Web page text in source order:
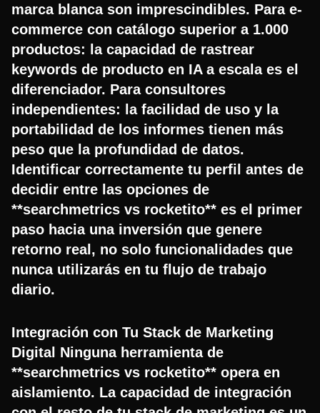
marca blanca son imprescindibles. Para e-
commerce con catálogo superior a 1.000
productos: la capacidad de rastrear
keywords de producto en IA a escala es el
diferenciador. Para consultores
independientes: la facilidad de uso y la
portabilidad de los informes tienen más
peso que la profundidad de datos.
Identificar correctamente tu perfil antes de
decidir entre las opciones de
**searchmetrics vs rocketito** es el primer
paso hacia una inversión que genere
retorno real, no solo funcionalidades que
nunca utilizarás en tu flujo de trabajo
diario.
Integración con Tu Stack de Marketing
Digital Ninguna herramienta de
**searchmetrics vs rocketito** opera en
aislamiento. La capacidad de integración